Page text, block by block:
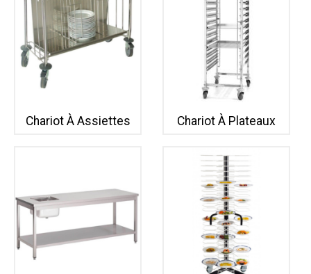
Chariot À Assiettes Chariot À Plateaux